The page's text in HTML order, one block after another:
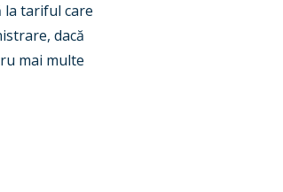
la tariful care
dacă
mai multe